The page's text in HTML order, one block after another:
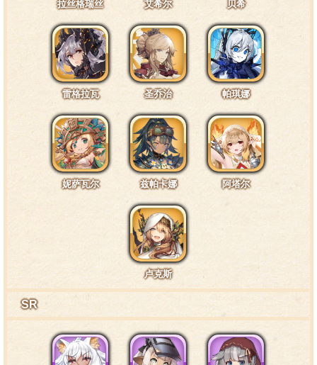
其实这个帽子是魔法道具，可以帮助我分辨出敌人的
位置，不过嘛……针对团长这样的“色狼”，这个帽子就没
什么用啦。
特训4阶段台词2·尾巴3
真是的……就只能摸一下哦，诶？感觉尾巴很软很顺
滑？笨、笨蛋！不准说感想！
特训4阶段台词3·武器3
不好！我刚刚好像给箭头上过毒了……开玩笑的~但是
我可不保证下次不会这么做哦。
特训4阶段台词4·披风2
拉丝格瑞丝 艾希尔 贝希
雷格拉瓦 圣乔治 帕琪娜
妮萨瓦尔 兹帕卡娜 阿塔尔
卢克斯
SR